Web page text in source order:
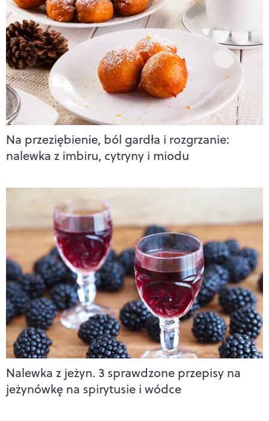
Na przeziębienie, ból gardła i rozgrzanie:
nalewka z imbiru, cytryny i miodu
Nalewka z jeżyn. 3 sprawdzone przepisy na
jeżynówkę na spirytusie i wódce